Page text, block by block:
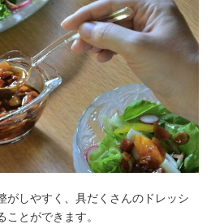
がしやすく、具だくさんのドレッシ
とができます。